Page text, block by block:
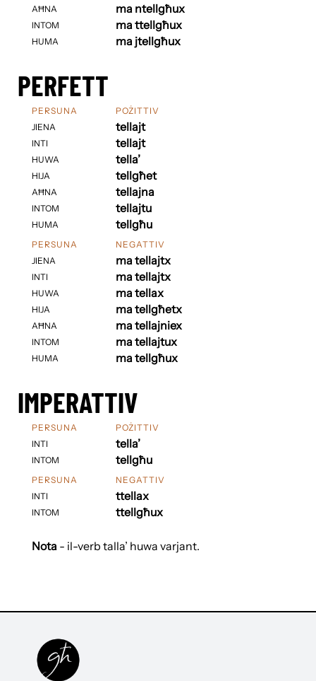
AĦNA
INTOM
HUMA
ma ntellgħux
ma ttellgħux
ma jtellgħux
PERFETT
PERSUNA
JIENA
INTI
HUWA
HIJA
AĦNA
INTOM
HUMA
POŻITTIV
tellajt
tellajt
tella’
tellgħet
tellajna
tellajtu
tellgħu
PERSUNA
JIENA
INTI
HUWA
HIJA
AĦNA
INTOM
HUMA
NEGATTIV
ma tellajtx
ma tellajtx
ma tellax
ma tellgħetx
ma tellajniex
ma tellajtux
ma tellgħux
IMPERATTIV
PERSUNA
INTI
INTOM
POŻITTIV
tella’
tellgħu
PERSUNA
INTI
INTOM
NEGATTIV
ttellax
ttellgħux
Nota- il-verb talla’ huwa varjant.